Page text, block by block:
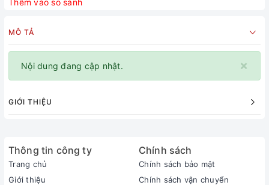
Thêm vào so sánh
MÔ TẢ
×
Nội dung đang cập nhật.
GIỚI THIỆU
Thông tin công ty
Trang chủ
Giới thiệu
Chính sách
Chính sách bảo mật
Chính sách vận chuyển